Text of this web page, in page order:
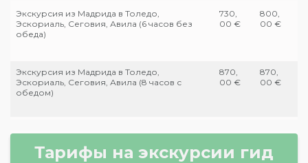
Экскурсия из Мадрида в Толедо,
Эскориаль, Сеговия, Авила (6 часов без
обеда)
730,
00 €
800,
00 €
Экскурсия из Мадрида в Толедо,
Эскориаль, Сеговия, Авила (8 часов с
обедом)
870,
00 €
870,
00 €
Тарифы на экскурсии гид